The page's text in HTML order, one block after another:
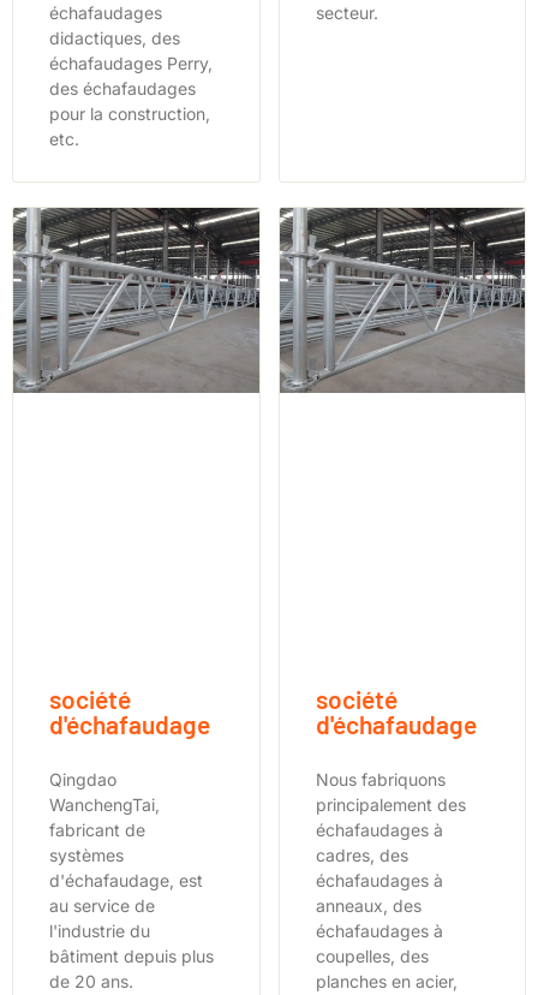
échafaudages
didactiques, des
échafaudages Perry,
des échafaudages
pour la construction,
etc.
secteur.
société
d'échafaudage
Qingdao
WanchengTai,
fabricant de
systèmes
d'échafaudage, est
au service de
l'industrie du
bâtiment depuis plus
de 20 ans.
société
d'échafaudage
Nous fabriquons
principalement des
échafaudages à
cadres, des
échafaudages à
anneaux, des
échafaudages à
coupelles, des
planches en acier,